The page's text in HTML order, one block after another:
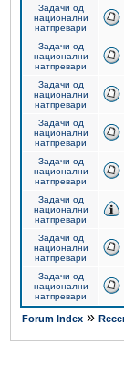
Задачи од
национални
натпревари
Задачи од
национални
натпревари
Задачи од
национални
натпревари
Задачи од
национални
натпревари
Задачи од
национални
натпревари
Задачи од
национални
натпревари
Задачи од
национални
натпревари
Задачи од
национални
натпревари
Forum Index »